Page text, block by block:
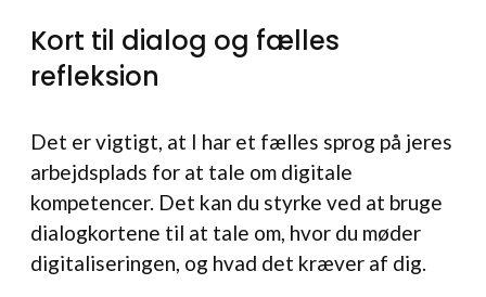
Kort til dialog og fælles
refleksion
Det er vigtigt, at I har et fælles sprog på jeres
arbejdsplads for at tale om digitale
kompetencer. Det kan du styrke ved at bruge
dialogkortene til at tale om, hvor du møder
digitaliseringen, og hvad det kræver af dig.